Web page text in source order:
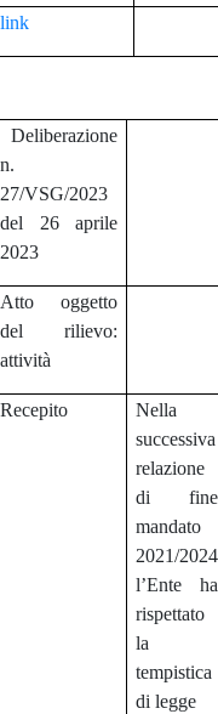
link
Deliberazione
n.
27/VSG/2023
del 26 aprile
2023
Atto oggetto
del rilievo:
attività
Recepito
Nella
successiva
relazione
di fine
mandato
2021/2024
l’Ente ha
rispettato
la
tempistica
di legge